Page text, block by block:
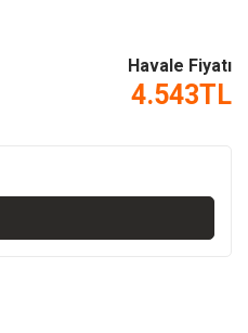
Havale Fiyatı
4.543TL